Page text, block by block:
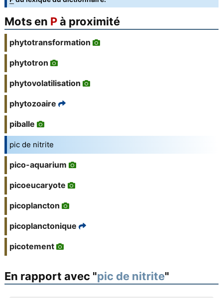
Mots en Pà proximité
phytotransformation
phytotron
phytovolatilisation
phytozoaire
piballe
pic de nitrite
pico-aquarium
picoeucaryote
picoplancton
picoplanctonique
picotement
En rapport avec "pic de nitrite"